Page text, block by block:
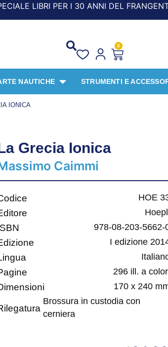
PER I 30 ANNI DEL FRANGENTE! *** CON
0
NAUTICHE STRUMENTI E
IONICA
Grecia Ionica
Caimmi
HOE
978-08-203-5662-
I edizione
296 ill. a
170 x 240
Brossura in custodia con
cerniera